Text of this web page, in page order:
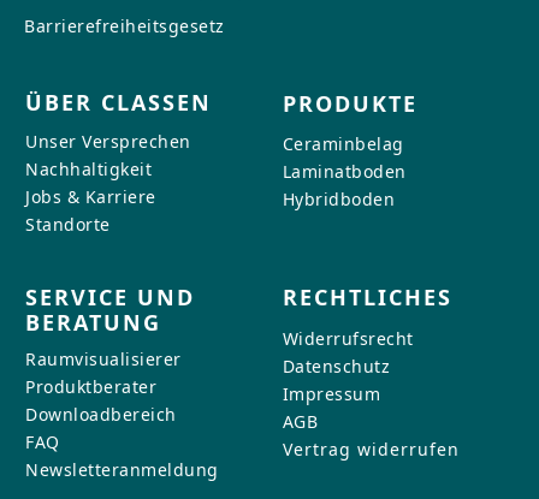
Barrierefreiheitsgesetz
ÜBER CLASSEN
Unser Versprechen
Nachhaltigkeit
Jobs & Karriere
Standorte
PRODUKTE
Ceraminbelag
Laminatboden
Hybridboden
SERVICE UND
BERATUNG
Raumvisualisierer
Produktberater
Downloadbereich
FAQ
Newsletteranmeldung
RECHTLICHES
Widerrufsrecht
Datenschutz
Impressum
AGB
Vertrag widerrufen